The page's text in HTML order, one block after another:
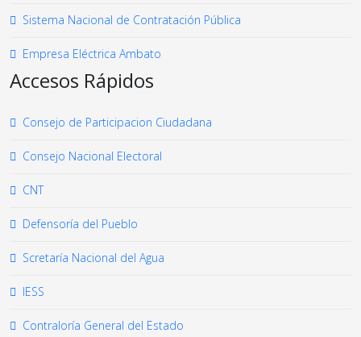
Sistema Nacional de Contratación Pública
Empresa Eléctrica Ambato
Accesos Rápidos
Consejo de Participacion Ciudadana
Consejo Nacional Electoral
CNT
Defensoría del Pueblo
Scretaría Nacional del Agua
IESS
Contraloría General del Estado